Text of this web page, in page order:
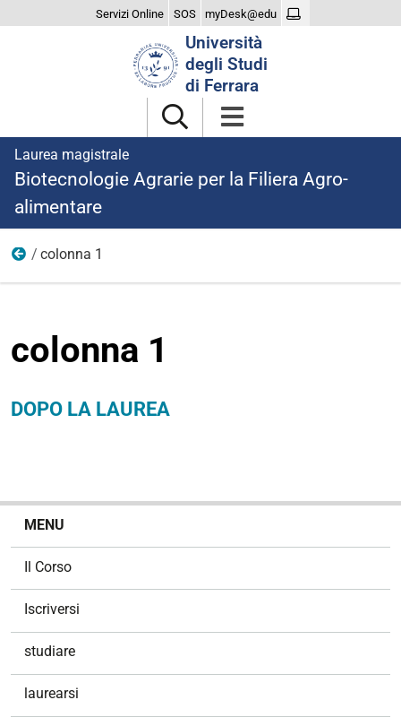
Servizi Online SOS myDesk@edu
Università
degli Studi
di Ferrara
Laurea magistrale
Biotecnologie Agrarie per la Filiera Agro-
alimentare
dopo laurea
colonna 1
colonna 1
DOPO LA LAUREA
MENU
Il Corso
Iscriversi
studiare
laurearsi